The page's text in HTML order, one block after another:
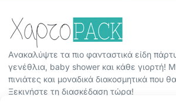
Ανακαλύψτε τα πιο φανταστικά είδη
γενέθλια, baby shower και κάθε γιορτή!
πινιάτες και μοναδικά διακοσμητικά που
Ξεκινήστε τη διασκέδαση τώρα!